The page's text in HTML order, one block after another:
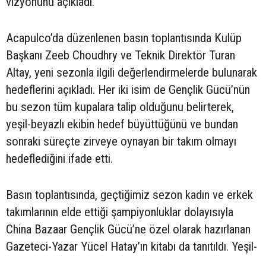
Acapulco’da düzenlenen basın toplantısında Kulüp
Başkanı Zeeb Choudhry ve Teknik Direktör Turan
Altay, yeni sezonla ilgili değerlendirmelerde bulunarak
hedeflerini açıkladı. Her iki isim de Gençlik Gücü’nün
bu sezon tüm kupalara talip olduğunu belirterek,
yeşil-beyazlı ekibin hedef büyüttüğünü ve bundan
sonraki süreçte zirveye oynayan bir takım olmayı
hedeflediğini ifade etti.
Basın toplantısında, geçtiğimiz sezon kadın ve erkek
takımlarının elde ettiği şampiyonluklar dolayısıyla
China Bazaar Gençlik Gücü’ne özel olarak hazırlanan
Gazeteci-Yazar Yücel Hatay’ın kitabı da tanıtıldı. Yeşil-